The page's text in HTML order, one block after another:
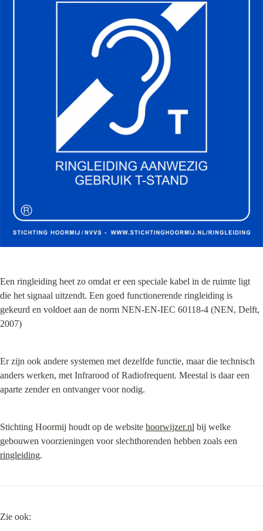
Een ringleiding heet zo omdat er een speciale kabel in de ruimte ligt
die het signaal uitzendt. Een goed functionerende ringleiding is
gekeurd en voldoet aan de norm NEN-EN-IEC 60118-4 (NEN, Delft,
2007)
Er zijn ook andere systemen met dezelfde functie, maar die technisch
anders werken, met Infrarood of Radiofrequent. Meestal is daar een
aparte zender en ontvanger voor nodig.
Stichting Hoormij houdt op de website hoorwijzer.nl bij welke
ringleiding.
Zie ook: